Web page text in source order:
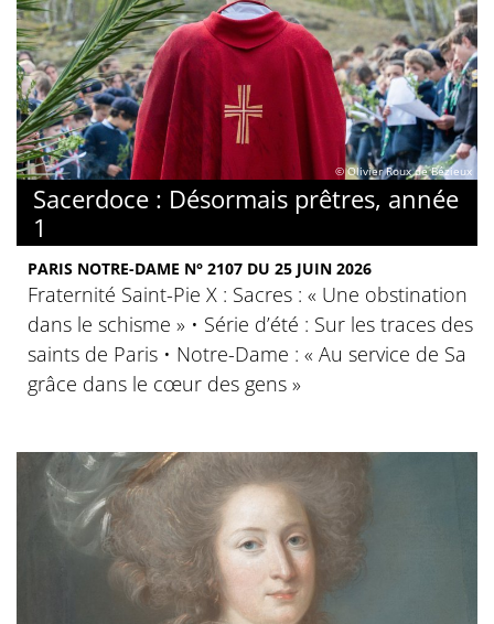
© Olivier Roux de Bézieux
Sacerdoce : Désormais prêtres, année
1
PARIS NOTRE-DAME N° 2107 DU 25 JUIN 2026
Fraternité Saint-Pie X : Sacres : « Une obstination
dans le schisme » • Série d’été : Sur les traces des
saints de Paris • Notre-Dame : « Au service de Sa
grâce dans le cœur des gens »